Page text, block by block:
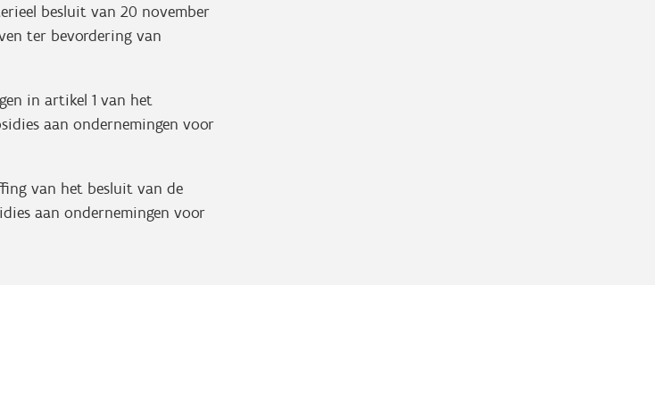
besluit van 20 november
ter bevordering van
in artikel 1 van het
aan ondernemingen voor
van het besluit van de
aan ondernemingen voor